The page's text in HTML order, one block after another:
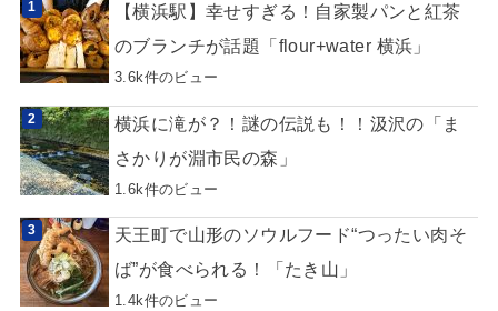
【横浜駅】幸せすぎる！自家製パンと紅茶
のブランチが話題「flour+water 横浜」
3.6k件のビュー
横浜に滝が？！謎の伝説も！！汲沢の「ま
さかりが淵市民の森」
1.6k件のビュー
天王町で山形のソウルフード“つったい肉そ
ば”が食べられる！「たき山」
1.4k件のビュー